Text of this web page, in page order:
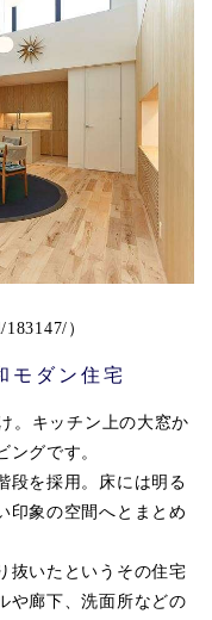
）
モダン住宅
。キッチン上の大窓か
ングです。
段を採用。床には明る
印象の空間へとまとめ
抜いたというその住宅
や廊下、洗面所などの